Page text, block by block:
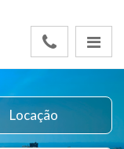
Locação